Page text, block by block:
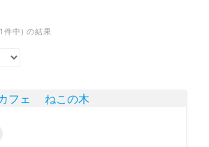
件中) の結果